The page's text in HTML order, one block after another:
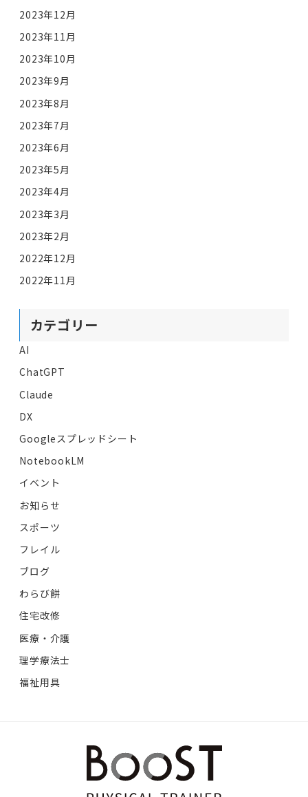
2023年12月
2023年11月
2023年10月
2023年9月
2023年8月
2023年7月
2023年6月
2023年5月
2023年4月
2023年3月
2023年2月
2022年12月
2022年11月
カテゴリー
AI
ChatGPT
Claude
DX
Googleスプレッドシート
NotebookLM
イベント
お知らせ
スポーツ
フレイル
ブログ
わらび餅
住宅改修
医療・介護
理学療法士
福祉用具